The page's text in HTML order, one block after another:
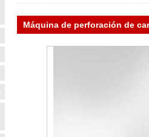
Máquina de perforación de